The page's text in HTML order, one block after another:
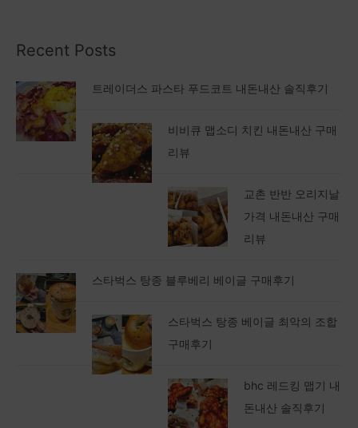
Recent Posts
트레이더스 파스타 푸드코트 내돈내산 솔직후기
비비큐 맵소디 치킨 내돈내산 구매
리뷰
교촌 반반 오리지날
가격 내돈내산 구매
리뷰
스타벅스 탕종 블루베리 베이글 구매후기
스타벅스 탕종 베이글 최악의 조합
구매후기
bhc 레드킹 맵기 내
돈내산 솔직후기